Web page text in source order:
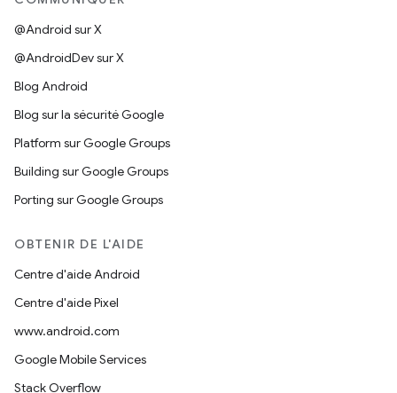
@Android sur X
@AndroidDev sur X
Blog Android
Blog sur la sécurité Google
Platform sur Google Groups
Building sur Google Groups
Porting sur Google Groups
OBTENIR DE L'AIDE
Centre d'aide Android
Centre d'aide Pixel
www.android.com
Google Mobile Services
Stack Overflow